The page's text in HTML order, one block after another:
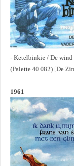
- Ketelbinkie / De
(Palette 40 082) [De
1961